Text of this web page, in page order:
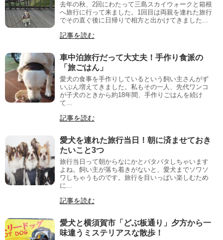
去年の秋、2回にわたって三島スカイウォークと箱根
へ旅行に行って来ました。1回目は両親を連れた旅行
でその直ぐ後に日帰りで相方と出かけてきました...
記事を読む
車中泊旅行だって大丈夫！手作り食派の
「旅ごはん」
愛犬の食事を手作りしているという飼い主さんがず
いぶん増えてきました。私もその一人、先代ワンコ
が子犬のときから約18年間、手作りごはんを続け
て...
記事を読む
愛犬を連れた旅行当日！朝に済ませておき
たいこと3つ
旅行当日って朝からなにかとバタバタしちゃいます
よね。飼い主が落ち着きがないと、愛犬までソワソ
ワしちゃうものです。旅行を目いっぱい楽しむため
に...
記事を読む
愛犬と横須賀市「どぶ板通り」夕方から一
味違うミステリアスな散歩！